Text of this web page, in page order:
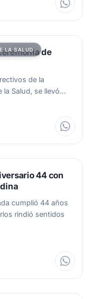
LA SALUD
de
de la
la Salud, se llevó…
44 con
cumplió 44 años
rindió sentidos